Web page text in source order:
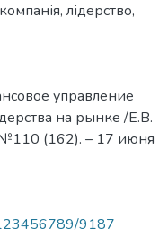
лідерство,
управление
на рынке /Е.В.
№110 (162). – 17 июня
9187